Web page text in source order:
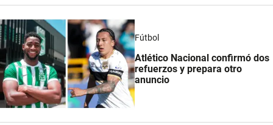
Fútbol
Atlético Nacional confirmó dos
refuerzos y prepara otro
anuncio